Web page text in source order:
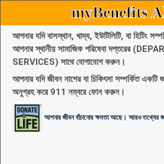
myBenefits
আপনার যদি বাসস্থান, খাদ্য, ইউটিলিটি, বা হিটিং
আপনার স্থানীয় সামাজিক পরিষেবা দপ্তরের
SERVICES) সাথে যোগাযোগ করুন।
আপনার যদি জীবন নাশের বা চিকিৎসা সম্পর্কিত একটি
অনুগ্রহ করে 911 নম্বরে ফোন করুন।
আপনার জীবন বাঁচানোর ক্ষমতা আছে। আরও তথ্যের